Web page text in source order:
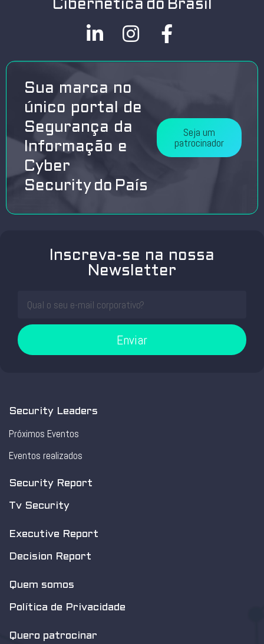
Cibernética do Brasil
Sua marca no
único portal de
Segurança da
Informação e
Cyber
Security do País
Seja um
patrocinador
Inscreva-se na nossa
Newsletter
Enviar
Security Leaders
Próximos Eventos
Eventos realizados
Security Report
Tv Security
Executive Report
Decision Report
Quem somos
Política de Privacidade
Quero patrocinar